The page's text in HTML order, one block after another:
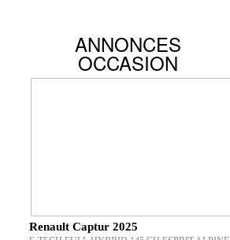
ANNONCES
OCCASION
Renault Captur 2025